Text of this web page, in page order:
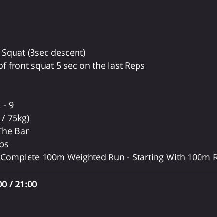
(3sec descent)
front squat 5 sec on the last Reps
- 9
75kg)
Bar
100m Weighted Run - Starting With 100m
/ 21:00